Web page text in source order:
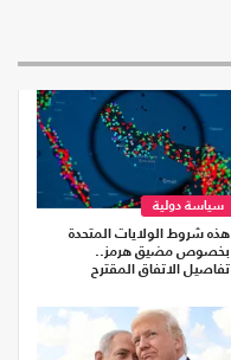
سياسة دولية
هذه شروط الولايات المتحدة
بخصوص مضيق هرمز..
تفاصيل الاتفاق المقترح